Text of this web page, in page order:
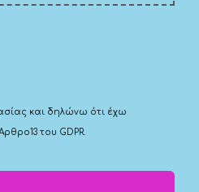
και δηλώνω ότι έχω
του GDPR.